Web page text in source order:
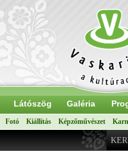
Látószög Galéria
Fotó Kiállítás Képzőművészet